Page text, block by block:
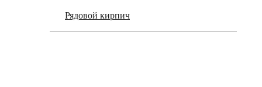
Рядовой кирпич